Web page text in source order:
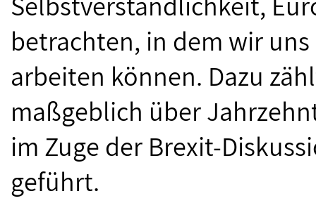
betrachten, in dem wir
arbeiten können. Dazu
maßgeblich über
im Zuge der Brexit-
geführt.